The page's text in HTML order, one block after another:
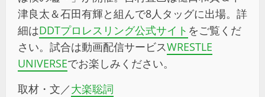
津良太＆石田有輝と組んで8人タッグに出場。詳
細はDDTプロレスリング公式サイト をご覧くだ
さい。試合は動画配信サービスWRESTLE
UNIVERSEでお楽しみください。
取材・文／大楽聡詞